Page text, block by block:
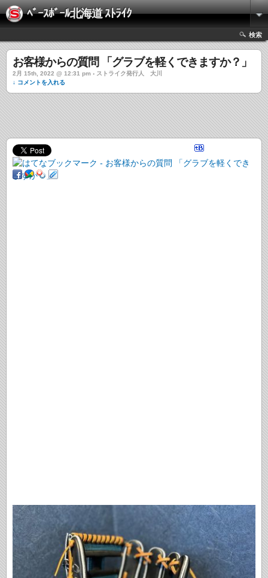
ﾍﾞｰｽﾎﾞｰﾙ北海道 ｽﾄﾗｲｸ
検索
お客様からの質問 「グラブを軽くできますか？」
2月 15th, 2022 @ 12:31 pm › ストライク発行人 大川
↓ コメントを入れる